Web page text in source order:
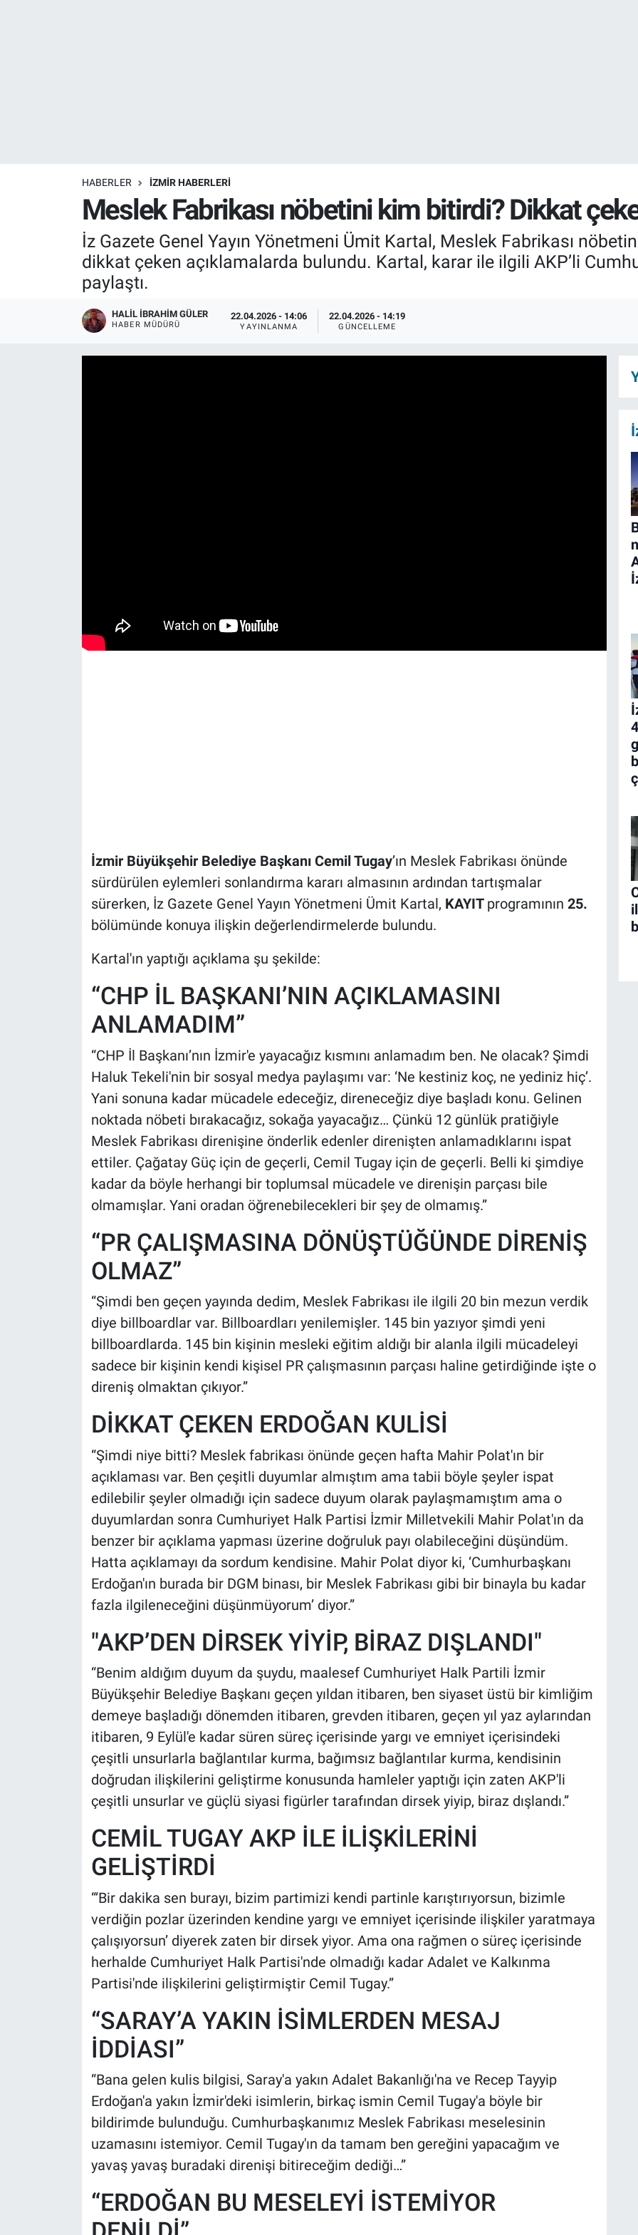
HABERLER İZMİR HABERLERİ
Meslek Fabrikası nöbetini kim bitirdi? Dikkat
İz Gazete Genel Yayın Yönetmeni Ümit Kartal, Meslek Fabrikası
dikkat çeken açıklamalarda bulundu. Kartal, karar ile ilgili AKP’li
paylaştı.
HALIL İBRAHIM GÜLER
HABER MÜDÜRÜ
22.04.2026 - 14:06
YAYINLANMA
22.04.2026 - 14:19
GÜNCELLEME
İzmir Büyükşehir Belediye Başkanı Cemil Tugay’ın Meslek Fabrikası önünde
sürdürülen eylemleri sonlandırma kararı almasının ardından tartışmalar
sürerken, İz Gazete Genel Yayın Yönetmeni Ümit Kartal, KAYIT programının 25.
bölümünde konuya ilişkin değerlendirmelerde bulundu.
Kartal'ın yaptığı açıklama şu şekilde:
“CHP İL BAŞKANI’NIN AÇIKLAMASINI
ANLAMADIM”
“CHP İl Başkanı’nın İzmir'e yayacağız kısmını anlamadım ben. Ne olacak? Şimdi
Haluk Tekeli'nin bir sosyal medya paylaşımı var: ‘Ne kestiniz koç, ne yediniz hiç’.
Yani sonuna kadar mücadele edeceğiz, direneceğiz diye başladı konu. Gelinen
noktada nöbeti bırakacağız, sokağa yayacağız… Çünkü 12 günlük pratiğiyle
Meslek Fabrikası direnişine önderlik edenler direnişten anlamadıklarını ispat
ettiler. Çağatay Güç için de geçerli, Cemil Tugay için de geçerli. Belli ki şimdiye
kadar da böyle herhangi bir toplumsal mücadele ve direnişin parçası bile
olmamışlar. Yani oradan öğrenebilecekleri bir şey de olmamış.”
“PR ÇALIŞMASINA DÖNÜŞTÜĞÜNDE DİRENİŞ
OLMAZ”
“Şimdi ben geçen yayında dedim, Meslek Fabrikası ile ilgili 20 bin mezun verdik
diye billboardlar var. Billboardları yenilemişler. 145 bin yazıyor şimdi yeni
billboardlarda. 145 bin kişinin mesleki eğitim aldığı bir alanla ilgili mücadeleyi
sadece bir kişinin kendi kişisel PR çalışmasının parçası haline getirdiğinde işte o
direniş olmaktan çıkıyor.”
DİKKAT ÇEKEN ERDOĞAN KULİSİ
“Şimdi niye bitti? Meslek fabrikası önünde geçen hafta Mahir Polat'ın bir
açıklaması var. Ben çeşitli duyumlar almıştım ama tabii böyle şeyler ispat
edilebilir şeyler olmadığı için sadece duyum olarak paylaşmamıştım ama o
duyumlardan sonra Cumhuriyet Halk Partisi İzmir Milletvekili Mahir Polat'ın da
benzer bir açıklama yapması üzerine doğruluk payı olabileceğini düşündüm.
Hatta açıklamayı da sordum kendisine. Mahir Polat diyor ki, ‘Cumhurbaşkanı
Erdoğan'ın burada bir DGM binası, bir Meslek Fabrikası gibi bir binayla bu kadar
fazla ilgileneceğini düşünmüyorum’ diyor.”
"AKP’DEN DİRSEK YİYİP, BİRAZ DIŞLANDI"
“Benim aldığım duyum da şuydu, maalesef Cumhuriyet Halk Partili İzmir
Büyükşehir Belediye Başkanı geçen yıldan itibaren, ben siyaset üstü bir kimliğim
demeye başladığı dönemden itibaren, grevden itibaren, geçen yıl yaz aylarından
itibaren, 9 Eylül'e kadar süren süreç içerisinde yargı ve emniyet içerisindeki
çeşitli unsurlarla bağlantılar kurma, bağımsız bağlantılar kurma, kendisinin
doğrudan ilişkilerini geliştirme konusunda hamleler yaptığı için zaten AKP'li
çeşitli unsurlar ve güçlü siyasi figürler tarafından dirsek yiyip, biraz dışlandı.”
CEMİL TUGAY AKP İLE İLİŞKİLERİNİ
GELİŞTİRDİ
“‘Bir dakika sen burayı, bizim partimizi kendi partinle karıştırıyorsun, bizimle
verdiğin pozlar üzerinden kendine yargı ve emniyet içerisinde ilişkiler yaratmaya
çalışıyorsun’ diyerek zaten bir dirsek yiyor. Ama ona rağmen o süreç içerisinde
herhalde Cumhuriyet Halk Partisi'nde olmadığı kadar Adalet ve Kalkınma
Partisi'nde ilişkilerini geliştirmiştir Cemil Tugay.”
“SARAY’A YAKIN İSİMLERDEN MESAJ
İDDİASI”
“Bana gelen kulis bilgisi, Saray'a yakın Adalet Bakanlığı'na ve Recep Tayyip
Erdoğan'a yakın İzmir'deki isimlerin, birkaç ismin Cemil Tugay'a böyle bir
bildirimde bulunduğu. Cumhurbaşkanımız Meslek Fabrikası meselesinin
uzamasını istemiyor. Cemil Tugay'ın da tamam ben gereğini yapacağım ve
yavaş yavaş buradaki direnişi bitireceğim dediği…”
“ERDOĞAN BU MESELEYİ İSTEMİYOR